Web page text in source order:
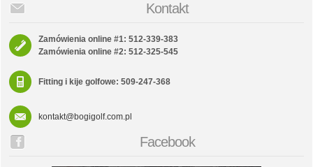
Kontakt
Zamówienia online #1: 512-339-383
Zamówienia online #2: 512-325-545
Fitting i kije golfowe: 509-247-368
kontakt@bogigolf.com.pl
Facebook